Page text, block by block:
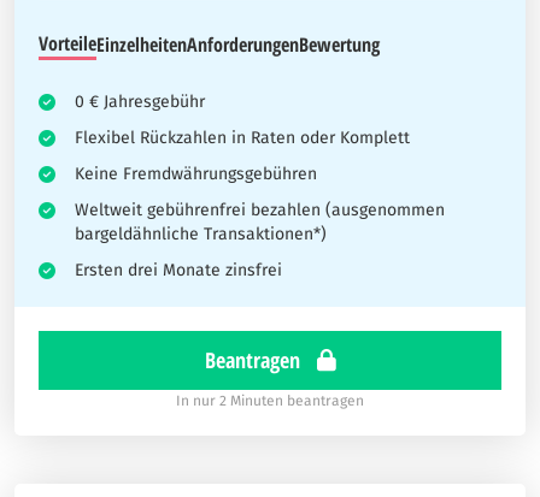
VorteileEinzelheitenAnforderungenBewertung
0 € Jahresgebühr
Flexibel Rückzahlen in Raten oder Komplett
Keine Fremdwährungsgebühren
Weltweit gebührenfrei bezahlen (ausgenommen
bargeldähnliche Transaktionen*)
Ersten drei Monate zinsfrei
Beantragen
In nur 2 Minuten beantragen